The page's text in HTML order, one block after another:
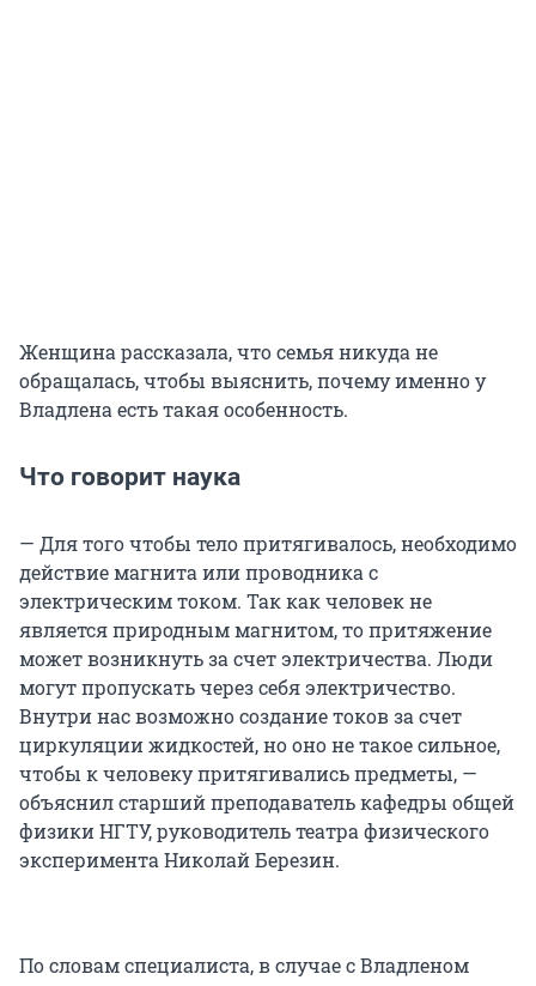
Женщина рассказала, что семья никуда не
обращалась, чтобы выяснить, почему именно у
Владлена есть такая особенность.
Что говорит наука
— Для того чтобы тело притягивалось, необходимо
действие магнита или проводника с
электрическим током. Так как человек не
является природным магнитом, то притяжение
может возникнуть за счет электричества. Люди
могут пропускать через себя электричество.
Внутри нас возможно создание токов за счет
циркуляции жидкостей, но оно не такое сильное,
чтобы к человеку притягивались предметы, —
объяснил старший преподаватель кафедры общей
физики НГТУ, руководитель театра физического
эксперимента Николай Березин.
По словам специалиста, в случае с Владленом